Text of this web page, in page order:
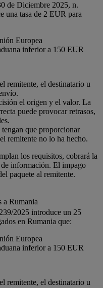
de Diciembre 2025, n.
una tasa de 2 EUR para
Europea
inferior a 150 EUR
remitente, el destinatario u
el origen y el valor. La
puede provocar retrasos,
que proporcionar
remitente no lo ha hecho.
los requisitos, cobrará la
información. El impago
paquete al remitente.
a Rumania
2025 introduce un 25
en Rumania que:
Europea
inferior a 150 EUR
remitente, el destinatario u